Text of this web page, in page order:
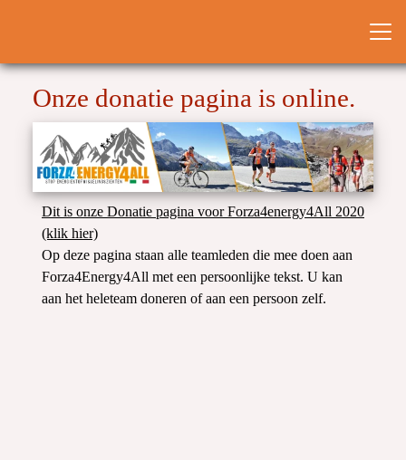
Onze donatie pagina is online.
Dit is onze Donatie pagina voor Forza4energy4All 2020
(klik hier)
Op deze pagina staan alle teamleden die mee doen aan
Forza4Energy4All met een persoonlijke tekst. U kan
aan het heleteam doneren of aan een persoon zelf.